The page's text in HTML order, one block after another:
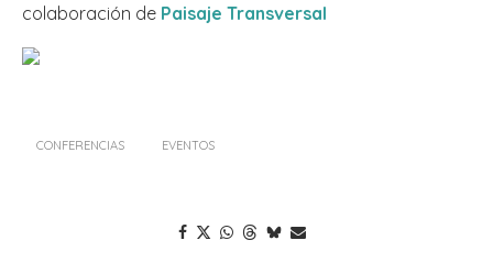
colaboración de Paisaje Transversal
CONFERENCIAS EVENTOS